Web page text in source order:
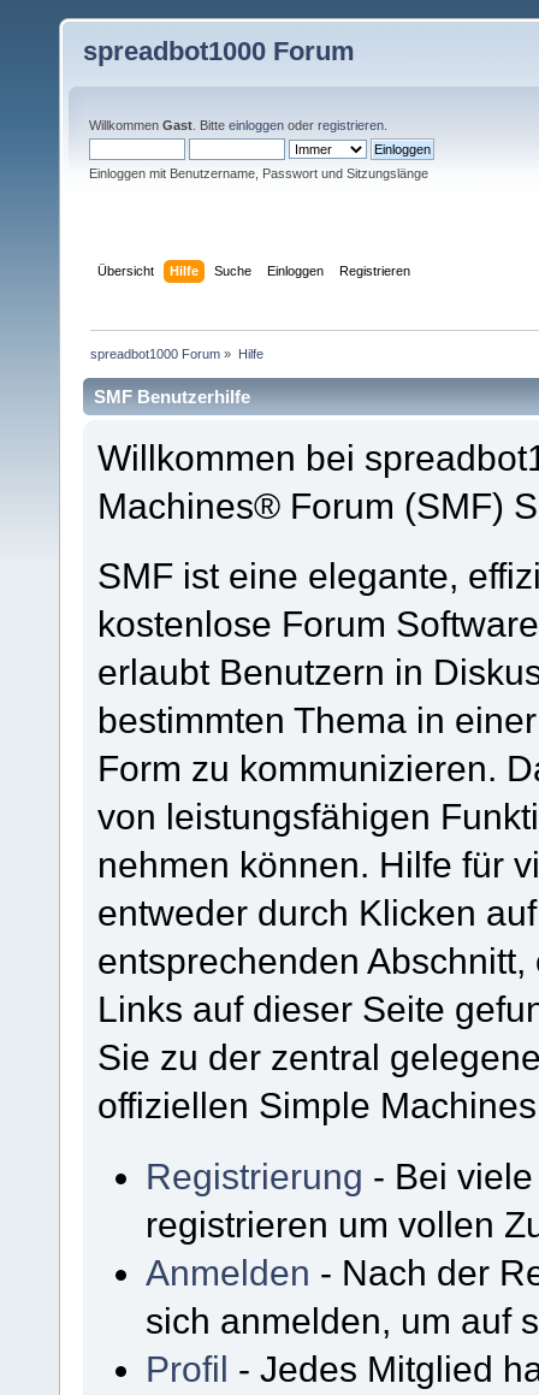
spreadbot1000 Forum
Willkommen Gast . Bitte einloggen oder registrieren
Einloggen mit Benutzername, Passwort und Sitzungslänge
Übersicht Hilfe Suche Einloggen Registrieren
spreadbot1000 Forum » Hilfe
SMF Benutzerhilfe
Willkommen bei
Machines® Forum (SMF)
SMF ist eine elegante,
kostenlose Forum
erlaubt Benutzern in
bestimmten Thema in
Form zu kommunizieren.
von leistungsfähigen
nehmen können. Hilfe für
entweder durch Klicken
entsprechenden
Links auf dieser Seite
Sie zu der zentral
offiziellen Simple
Registrierung - Bei
registrieren um vollen
Anmelden - Nach der
sich anmelden, um auf
Profil - Jedes Mitglied